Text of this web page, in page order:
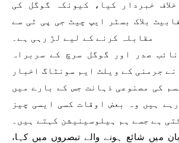
خبردار کیا، کیونکہ گوگل کی
بلاک بسٹر ایپ چیٹ جی پی ٹی سے
مقابلہ کرنے کے لیے لڑ رہی ہے۔
صدر اور گوگل سرچ کے سربراہ
جرمنی کے ویلٹ ایم سونٹاگ اخبار
کی مصنوعی ذہانت جس کے بارے میں
ہیں وہ بعض اوقات کسی ایسی چیز
میں شائع ہونے والے تبصروں میں کہا،